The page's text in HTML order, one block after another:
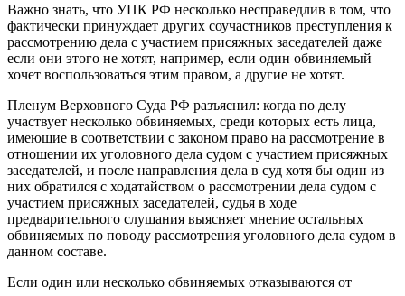
Важно знать, что УПК РФ несколько несправедлив в том, что
фактически принуждает других соучастников преступления к
рассмотрению дела с участием присяжных заседателей даже
если они этого не хотят, например, если один обвиняемый
хочет воспользоваться этим правом, а другие не хотят.
Пленум Верховного Суда РФ разъяснил: когда по делу
участвует несколько обвиняемых, среди которых есть лица,
имеющие в соответствии с законом право на рассмотрение в
отношении их уголовного дела судом с участием присяжных
заседателей, и после направления дела в суд хотя бы один из
них обратился с ходатайством о рассмотрении дела судом с
участием присяжных заседателей, судья в ходе
предварительного слушания выясняет мнение остальных
обвиняемых по поводу рассмотрения уголовного дела судом в
данном составе.
Если один или несколько обвиняемых отказываются от